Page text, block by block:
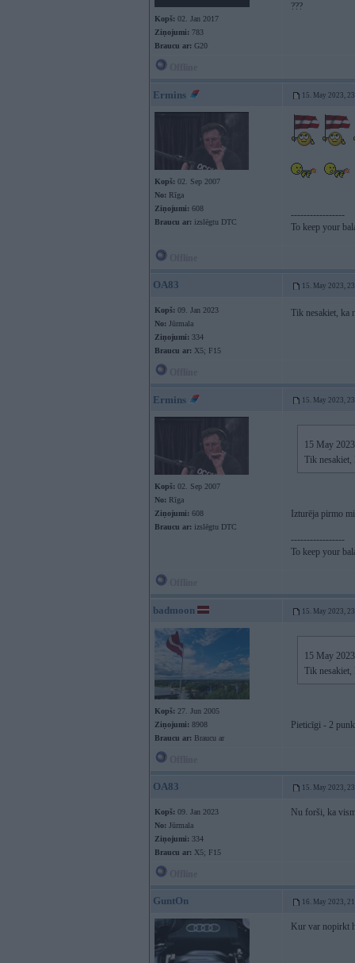
Kopš: 02. Jan 2017
Ziņojumi: 783
Braucu ar: G20
???
Ermins 15. May 2023,
Kopš: 02. Sep 2007
No: Rīga
Ziņojumi: 608
Braucu ar: izslēgtu DTC
-----------------
To keep your
OA83 15. May 2023,
Kopš: 09. Jan 2023
No: Jūrmala
Ziņojumi: 334
Braucu ar: X5; F15
Tik nesakiet, ka
Ermins 15. May 2023,
Kopš: 02. Sep 2007
No: Rīga
Ziņojumi: 608
Braucu ar: izslēgtu DTC
15 May
Tik
Izturēja pirmo
-----------------
To keep your
badmoon 15. May 2023,
Kopš: 27. Jun 2005
Ziņojumi: 8908
Braucu ar: Braucu ar
15 May
Tik
Pieticīgi - 2
OA83 15. May 2023,
Kopš: 09. Jan 2023
No: Jūrmala
Ziņojumi: 334
Braucu ar: X5; F15
Nu forši, ka
GuntOn 16. May 2023,
Kur var nopirkt